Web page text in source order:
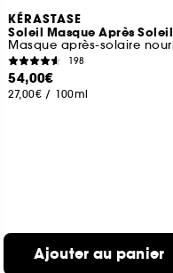
KÉRASTASE
Soleil Masque Après Soleil
198
54,00€
27,00€ / 100ml
Ajouter au panier